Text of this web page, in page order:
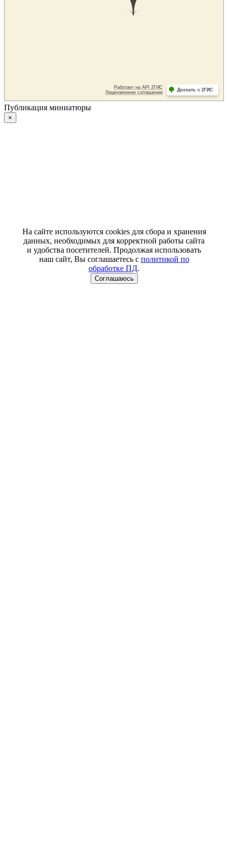
Публикация миниатюры
×
На сайте используются cookies для сбора и хранения
данных, необходимых для корректной работы сайта
и удобства посетителей. Продолжая использовать
наш сайт, Вы соглашаетесь с политикой по
обработке ПД.
Соглашаюсь